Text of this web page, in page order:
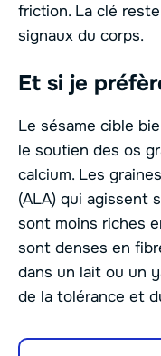
friction. La clé
signaux du corps.
Et si je
Le sésame cible
le soutien des os
calcium. Les
(ALA) qui agissent
sont moins riches
sont denses en
dans un lait ou un
de la tolérance et